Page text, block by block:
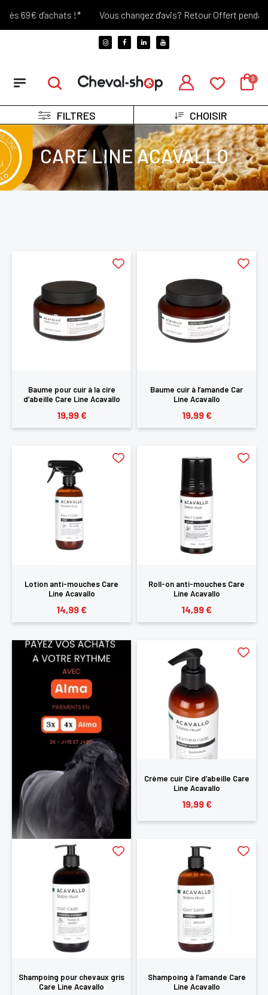
69€ d'achats !* Vous changez d'avis? Retour Offert pendant
FILTRES CHOISIR
CARE LINE ACAVALLO
Baume pour cuir à la cire
d’abeille Care Line Acavallo
19,99 €
Baume cuir à l’amande Car
Line Acavallo
19,99 €
Lotion anti-mouches Care
Line Acavallo
14,99 €
Roll-on anti-mouches Care
Line Acavallo
14,99 €
Crème cuir Cire d’abeille Care
Line Acavallo
19,99 €
Shampoing pour chevaux gris
Care Line Acavallo
Shampoing à l’amande Care
Line Acavallo